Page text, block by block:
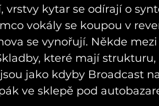
vrstvy kytar se odírají o
vokály se koupou v
se vynořují. Někde
které mají
jako kdyby Broadcast
ve sklepě pod